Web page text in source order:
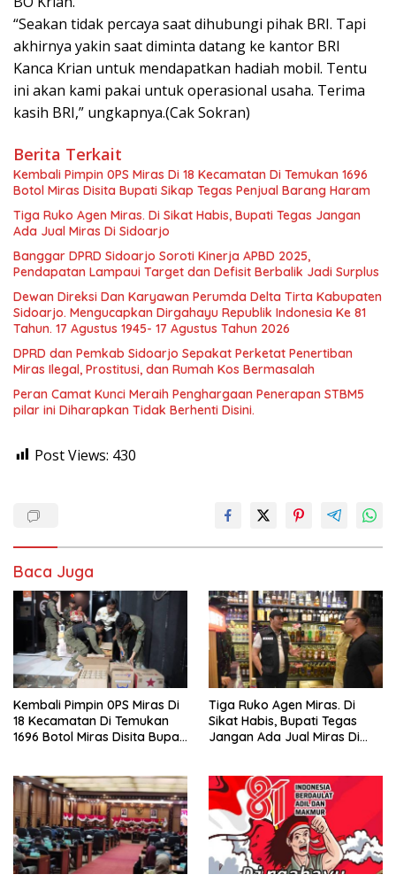
“Seakan tidak percaya saat dihubungi pihak BRI. Tapi
akhirnya yakin saat diminta datang ke kantor BRI
Kanca Krian untuk mendapatkan hadiah mobil. Tentu
ini akan kami pakai untuk operasional usaha. Terima
kasih BRI,” ungkapnya.(Cak Sokran)
Berita Terkait
Kembali Pimpin 0PS Miras Di 18 Kecamatan Di Temukan 1696
Botol Miras Disita Bupati Sikap Tegas Penjual Barang Haram
Tiga Ruko Agen Miras. Di Sikat Habis, Bupati Tegas Jangan
Ada Jual Miras Di Sidoarjo
Banggar DPRD Sidoarjo Soroti Kinerja APBD 2025,
Pendapatan Lampaui Target dan Defisit Berbalik Jadi Surplus
Dewan Direksi Dan Karyawan Perumda Delta Tirta Kabupaten
Sidoarjo. Mengucapkan Dirgahayu Republik Indonesia Ke 81
Tahun. 17 Agustus 1945- 17 Agustus Tahun 2026
DPRD dan Pemkab Sidoarjo Sepakat Perketat Penertiban
Miras Ilegal, Prostitusi, dan Rumah Kos Bermasalah
Peran Camat Kunci Meraih Penghargaan Penerapan STBM5
pilar ini Diharapkan Tidak Berhenti Disini.
Post Views: 430
Baca Juga
Kembali Pimpin 0PS Miras Di
18 Kecamatan Di Temukan
1696 Botol Miras Disita Bupati
Tiga Ruko Agen Miras. Di
Sikat Habis, Bupati Tegas
Jangan Ada Jual Miras Di